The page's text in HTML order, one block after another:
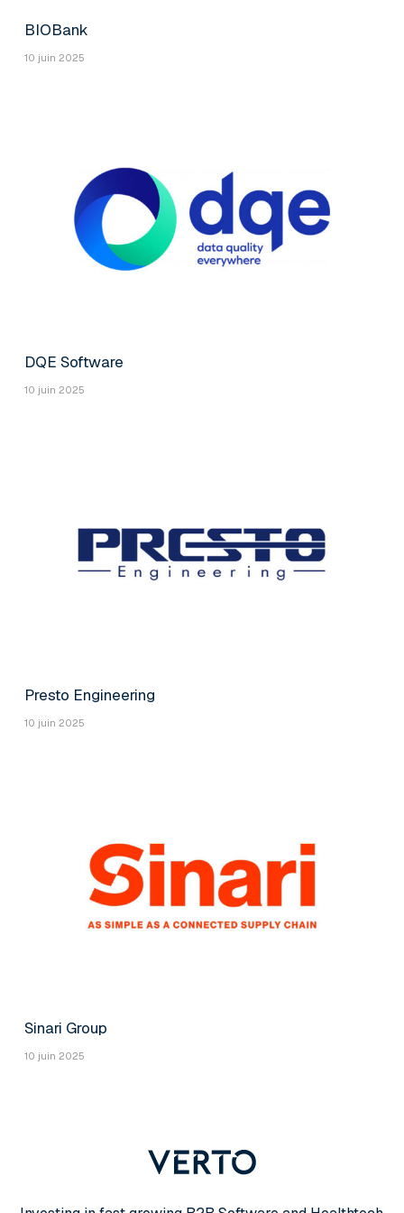
BIOBank
10 juin 2025
DQE Software
10 juin 2025
Presto Engineering
10 juin 2025
Sinari Group
10 juin 2025